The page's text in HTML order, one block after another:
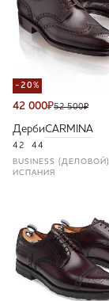
-20%
42 000₽52 500₽
ДербиCARMINA
42 44
BUSINESS (ДЕЛОВОЙ)
ИСПАНИЯ